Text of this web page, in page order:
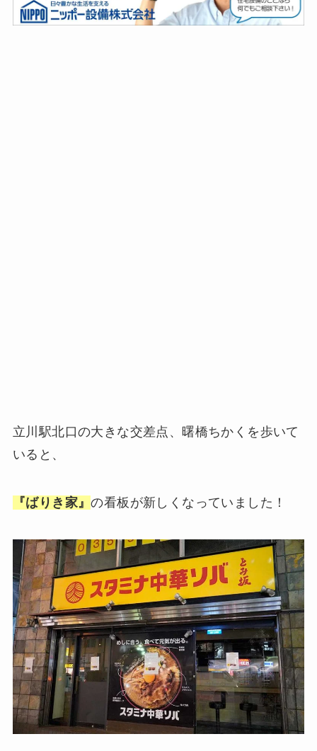
立川駅北口の大きな交差点、曙橋ちかくを歩いて
いると、
『ばりき家』の看板が新しくなっていました！